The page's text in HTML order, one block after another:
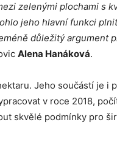
zelenými plochami s
jeho hlavní funkci
důležitý argument
Alena Hanáková.
Jeho součástí je i
v roce 2018,
skvělé podmínky pro